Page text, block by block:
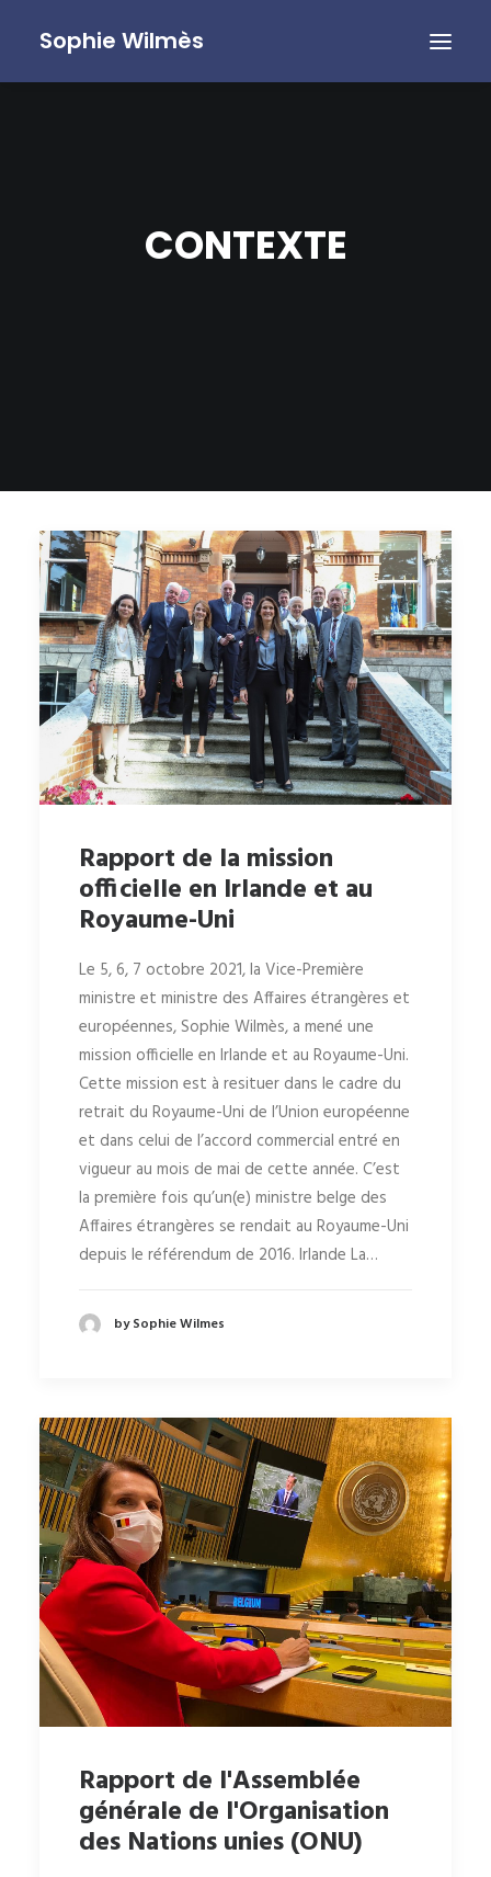
Sophie Wilmès
CONTEXTE
Rapport de la mission
officielle en Irlande et au
Royaume-Uni
Le 5, 6, 7 octobre 2021, la Vice-Première
ministre et ministre des Affaires étrangères et
européennes, Sophie Wilmès, a mené une
mission officielle en Irlande et au Royaume-Uni.
Cette mission est à resituer dans le cadre du
retrait du Royaume-Uni de l’Union européenne
et dans celui de l’accord commercial entré en
vigueur au mois de mai de cette année. C’est
la première fois qu’un(e) ministre belge des
Affaires étrangères se rendait au Royaume-Uni
depuis le référendum de 2016. Irlande La…
by Sophie Wilmes
Rapport de l'Assemblée
générale de l'Organisation
des Nations unies (ONU)